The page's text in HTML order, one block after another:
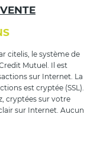
citelis, le système de
Mutuel. Il est
sur Internet. La
est cryptée (SSL).
cryptées sur votre
sur Internet. Aucun